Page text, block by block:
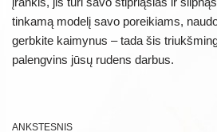
tinkamą modelį savo poreikiams,
gerbkite kaimynus – tada šis
palengvins jūsų rudens darbus.
ANKSTESNIS